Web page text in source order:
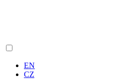
EN
CZ